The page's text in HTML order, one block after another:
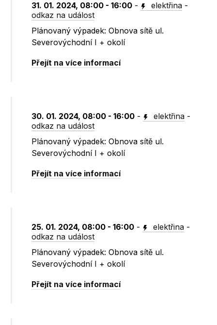
31. 01. 2024, 08:00 - 16:00 - elektřina -
odkaz na událost
Plánovaný výpadek: Obnova sítě ul.
Severovýchodní I + okolí
Přejít na více informací
30. 01. 2024, 08:00 - 16:00 - elektřina -
odkaz na událost
Plánovaný výpadek: Obnova sítě ul.
Severovýchodní I + okolí
Přejít na více informací
25. 01. 2024, 08:00 - 16:00 - elektřina -
odkaz na událost
Plánovaný výpadek: Obnova sítě ul.
Severovýchodní I + okolí
Přejít na více informací